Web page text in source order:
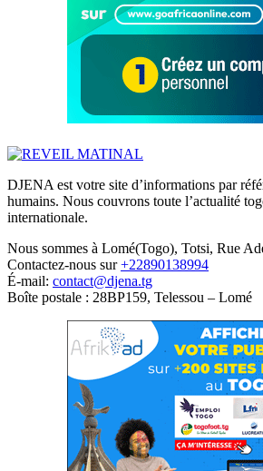
DJENA est votre site d’informations par
humains. Nous couvrons toute l’actualité
internationale.
Nous sommes à Lomé(Togo), Totsi, Rue
Contactez-nous sur+22890138994
É-mail: contact@djena.tg
Boîte postale : 28BP159, Telessou – Lomé